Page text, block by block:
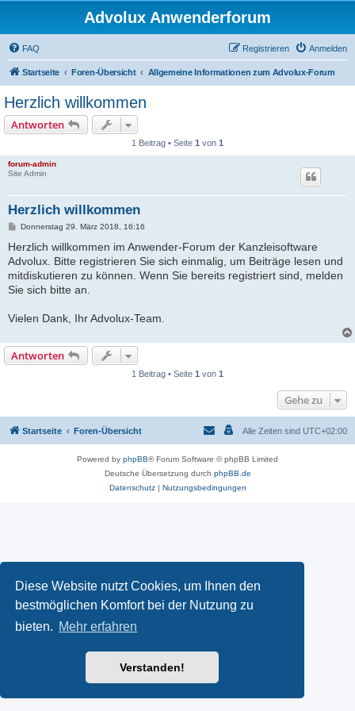
Diese Website nutzt Cookies, um Ihnen den
bestmöglichen Komfort bei der Nutzung zu
bieten. Mehr erfahren
Verstanden!
Advolux Anwenderforum
FAQ Anmelden
Registrieren
Startseite Foren-Übersicht Allgemeine Informationen zum Advolux-Forum
Herzlich willkommen
Antworten
1 Beitrag • Seite 1 von 1
forum-admin
Site Admin
Herzlich willkommen
B
i
r
a
Donnerstag 29. März 2018, 16:16
Herzlich willkommen im Anwender-Forum der Kanzleisoftware
Advolux. Bitte registrieren Sie sich einmalig, um Beiträge lesen und
mitdiskutieren zu können. Wenn Sie bereits registriert sind, melden
Sie sich bitte an.
Vielen Dank, Ihr Advolux-Team.
Antworten
1 Beitrag • Seite 1 von 1
Gehe zu
Startseite Foren-Übersicht Alle Zeiten sind UTC+02:00
Powered by phpBB® Forum Software © phpBB Limited
Deutsche Übersetzung durch phpBB.de
Datenschutz| Nutzungsbedingungen